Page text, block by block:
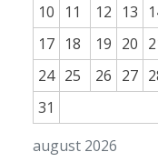
august 2026
10
11 12 13
17 18 19 20
24 25 26 27
31